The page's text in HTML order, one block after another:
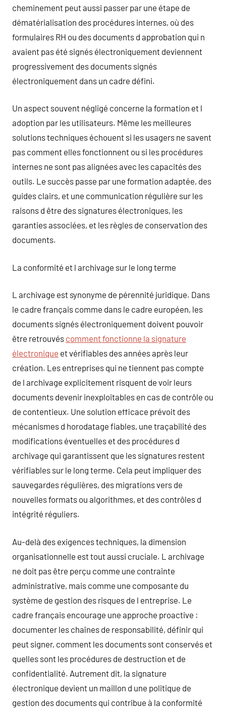
cheminement peut aussi passer par une étape de
dématérialisation des procédures internes, où des
formulaires RH ou des documents d approbation qui n
avaient pas été signés électroniquement deviennent
progressivement des documents signés
électroniquement dans un cadre défini.
Un aspect souvent négligé concerne la formation et l
adoption par les utilisateurs. Même les meilleures
solutions techniques échouent si les usagers ne savent
pas comment elles fonctionnent ou si les procédures
internes ne sont pas alignées avec les capacités des
outils. Le succès passe par une formation adaptée, des
guides clairs, et une communication régulière sur les
raisons d être des signatures électroniques, les
garanties associées, et les règles de conservation des
documents.
La conformité et l archivage sur le long terme
L archivage est synonyme de pérennité juridique. Dans
le cadre français comme dans le cadre européen, les
documents signés électroniquement doivent pouvoir
être retrouvés comment fonctionne la signature
électronique et vérifiables des années après leur
création. Les entreprises qui ne tiennent pas compte
de l archivage explicitement risquent de voir leurs
documents devenir inexploitables en cas de contrôle ou
de contentieux. Une solution efficace prévoit des
mécanismes d horodatage fiables, une traçabilité des
modifications éventuelles et des procédures d
archivage qui garantissent que les signatures restent
vérifiables sur le long terme. Cela peut impliquer des
sauvegardes régulières, des migrations vers de
nouvelles formats ou algorithmes, et des contrôles d
intégrité réguliers.
Au-delà des exigences techniques, la dimension
organisationnelle est tout aussi cruciale. L archivage
ne doit pas être perçu comme une contrainte
administrative, mais comme une composante du
système de gestion des risques de l entreprise. Le
cadre français encourage une approche proactive :
documenter les chaînes de responsabilité, définir qui
peut signer, comment les documents sont conservés et
quelles sont les procédures de destruction et de
confidentialité. Autrement dit, la signature
électronique devient un maillon d une politique de
gestion des documents qui contribue à la conformité